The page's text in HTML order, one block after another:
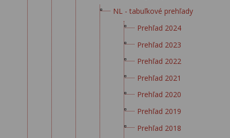
NL - tabuľkové prehľady
Prehľad 2024
Prehľad 2023
Prehľad 2022
Prehľad 2021
Prehľad 2020
Prehľad 2019
Prehľad 2018